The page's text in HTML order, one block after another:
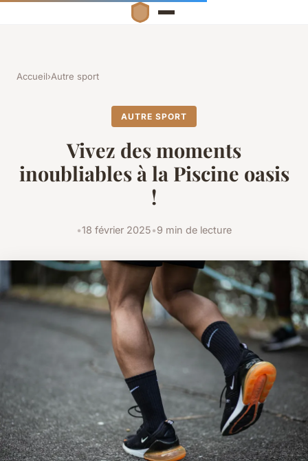
Accueil›Autre sport
AUTRE SPORT
Vivez des moments
inoubliables à la Piscine oasis
!
•18 février 2025•9 min de lecture